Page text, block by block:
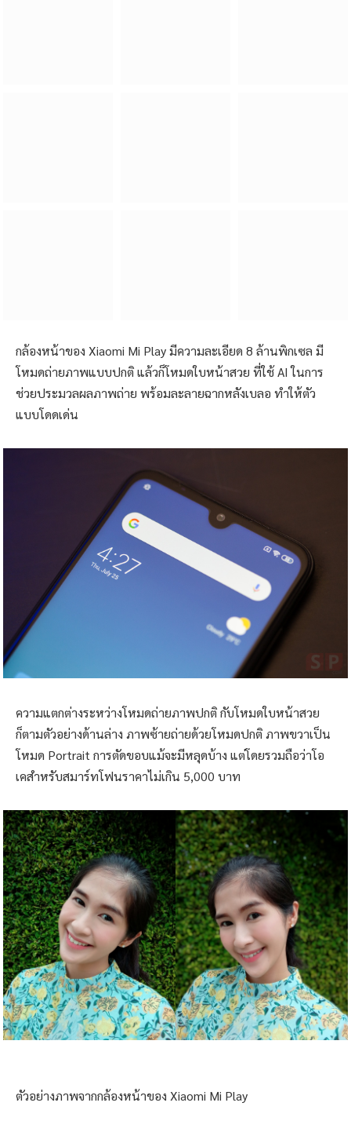
กล้องหน้าของ Xiaomi Mi Play มีความละเอียด 8 ล้านพิกเซล มี
โหมดถ่ายภาพแบบปกติ แล้วก็โหมดใบหน้าสวย ที่ใช้ AI ในการ
ช่วยประมวลผลภาพถ่าย พร้อมละลายฉากหลังเบลอ ทำให้ตัว
แบบโดดเด่น
ความแตกต่างระหว่างโหมดถ่ายภาพปกติ กับโหมดใบหน้าสวย
ก็ตามตัวอย่างด้านล่าง ภาพซ้ายถ่ายด้วยโหมดปกติ ภาพขวาเป็น
โหมด Portrait การตัดขอบแม้จะมีหลุดบ้าง แต่โดยรวมถือว่าโอ
เคสำหรับสมาร์ทโฟนราคาไม่เกิน 5,000 บาท